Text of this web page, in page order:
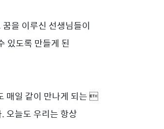
을 이루신 선생님들이
있도록 만들게 된
매일 같이 만나게 되는 
오늘도 우리는 항상